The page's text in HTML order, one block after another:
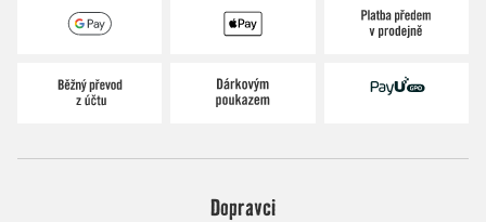
Dopravci